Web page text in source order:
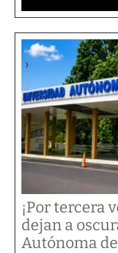
¡Por tercera
dejan a
Autónoma